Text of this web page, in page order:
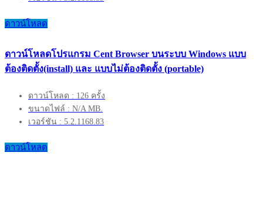
ดาวน์โหลด
ดาวน์โหลดโปรแกรม Cent Browser บนระบบ Windows แบบ
ต้องติดตั้ง(install) และ แบบไม่ต้องติดตั้ง (portable)
ดาวน์โหลด : 126 ครั้ง
ขนาดไฟล์ : N/A MB.
เวอร์ชัน : 5.2.1168.83
ดาวน์โหลด